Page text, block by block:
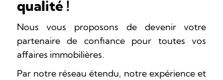
qualité !
Nous vous proposons de devenir votre
partenaire de confiance pour toutes vos
affaires immobilières.
Par notre réseau étendu, notre expérience et